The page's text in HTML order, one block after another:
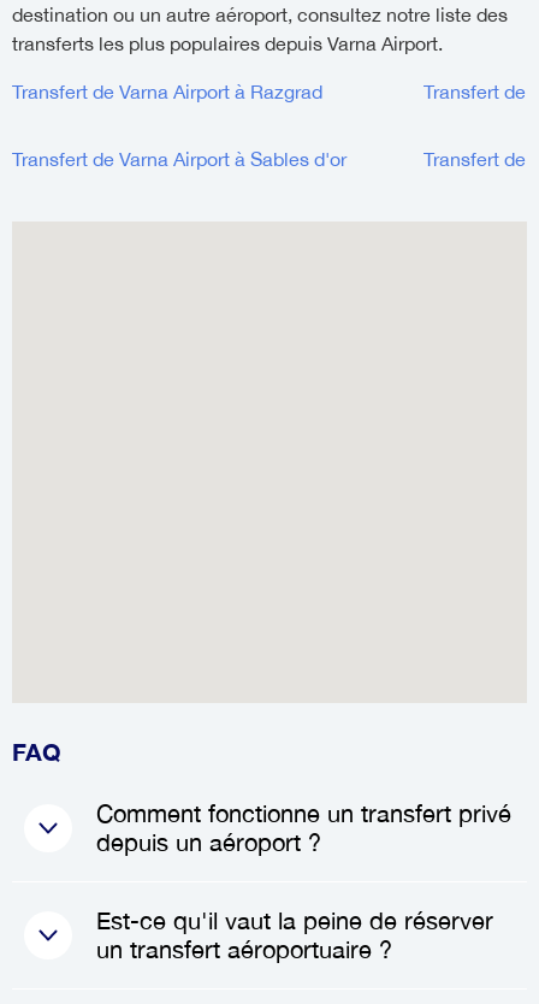
destination ou un autre aéroport, consultez notre liste des
transferts les plus populaires depuis Varna Airport.
Transfert de Varna Airport à Razgrad Transfert de
Transfert de Varna Airport à Sables d'or Transfert de
FAQ
Comment fonctionne un transfert privé
depuis un aéroport ?
Lorsque vous réservez un
transfert privé, un chauffeur
Est-ce qu'il vaut la peine de réserver
un transfert aéroportuaire ?